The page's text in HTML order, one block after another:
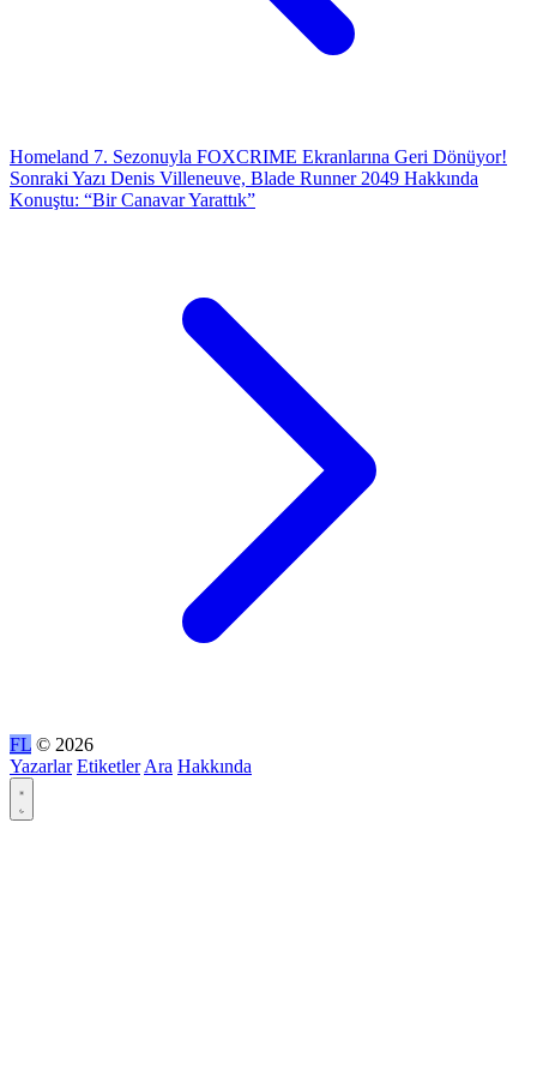
Homeland 7. Sezonuyla FOXCRIME Ekranlarına Geri Dönüyor!
Sonraki Yazı Denis Villeneuve, Blade Runner 2049 Hakkında
Konuştu: “Bir Canavar Yarattık”
FL © 2026
Yazarlar Etiketler Ara Hakkında